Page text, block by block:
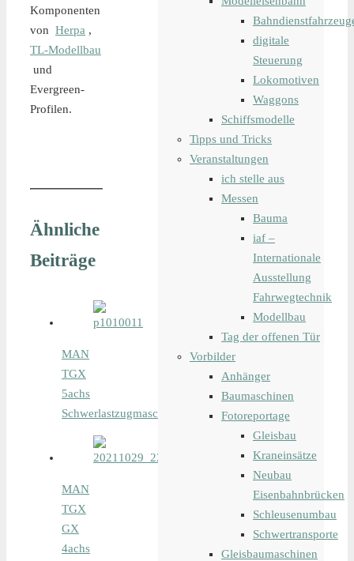
Komponenten
von Herpa ,
TL-Modellbau
und
Evergreen-
Profilen.
Ähnliche
Beiträge
MAN
TGX
5achs
Schwerlastzugmaschine
MAN
TGX
GX
4achs
digitale
Steuerung
Lokomotiven
Waggons
Schiffsmodelle
Tipps und Tricks
Veranstaltungen
ich stelle aus
Messen
Bauma
iaf –
Internationale
Ausstellung
Fahrwegtechnik
Modellbau
Tag der offenen Tür
Vorbilder
Anhänger
Baumaschinen
Fotoreportage
Gleisbau
Kraneinsätze
Neubau
Eisenbahnbrücken
Schleusenumbau
Schwertransporte
Gleisbaumaschinen